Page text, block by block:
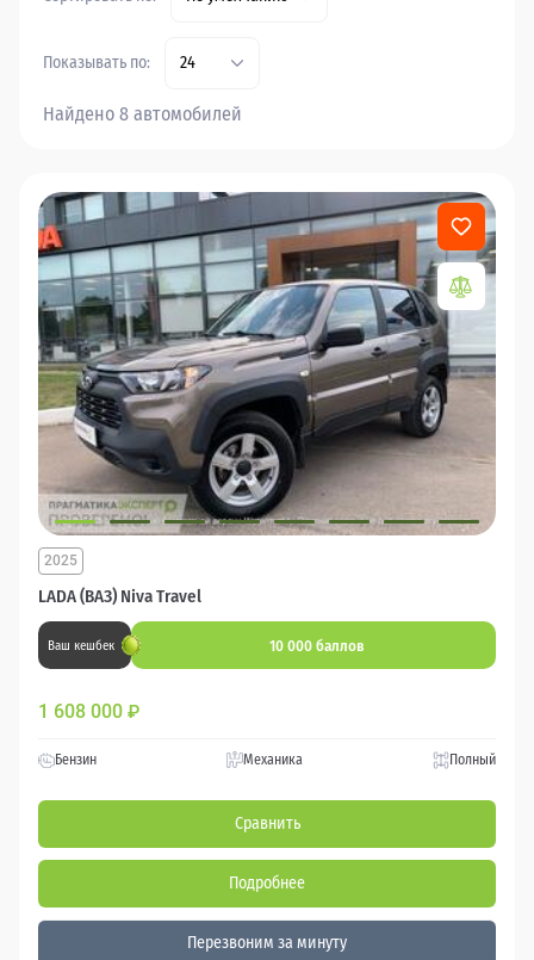
Показывать по: 24
Найдено 8 автомобилей
LADA (ВАЗ) Niva Travel
2025
Ваш кешбек 10 000 баллов
1 608 000 ₽
Бензин Механика Полный
Сравнить
Подробнее
Перезвоним за минуту